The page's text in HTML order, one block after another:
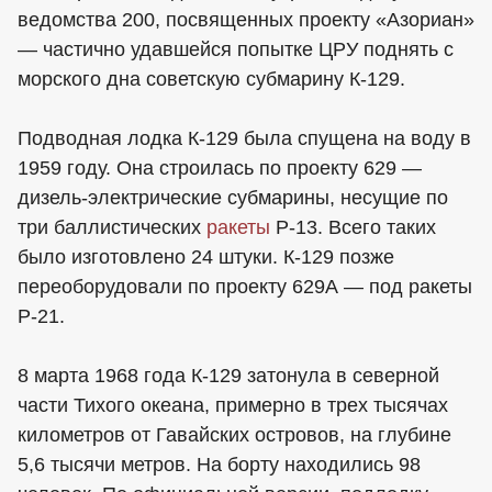
ведомства 200, посвященных проекту «Азориан»
— частично удавшейся попытке ЦРУ поднять с
морского дна советскую субмарину К-129.
Подводная лодка К-129 была спущена на воду в
1959 году. Она строилась по проекту 629 —
дизель-электрические субмарины, несущие по
три баллистических ракеты Р-13. Всего таких
было изготовлено 24 штуки. К-129 позже
переоборудовали по проекту 629А — под ракеты
Р-21.
8 марта 1968 года К-129 затонула в северной
части Тихого океана, примерно в трех тысячах
километров от Гавайских островов, на глубине
5,6 тысячи метров. На борту находились 98